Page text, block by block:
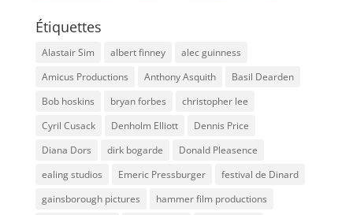
Étiquettes
Alastair Sim albert finney
alec guinness
Amicus Productions
Anthony Asquith
Basil Dearden
Bob hoskins
bryan forbes
christopher lee
Cyril Cusack
Denholm Elliott
Dennis Price
Diana Dors
dirk bogarde
Donald Pleasence
ealing studios
Emeric Pressburger
festival de Dinard
gainsborough pictures
hammer film productions